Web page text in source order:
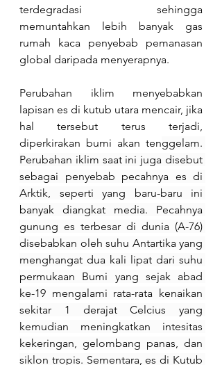
terdegradasi sehingga
memuntahkan lebih banyak gas
rumah kaca penyebab pemanasan
global daripada menyerapnya.
Perubahan iklim menyebabkan
lapisan es di kutub utara mencair, jika
hal tersebut terus terjadi,
diperkirakan bumi akan tenggelam.
Perubahan iklim saat ini juga disebut
sebagai penyebab pecahnya es di
Arktik, seperti yang baru-baru ini
banyak diangkat media. Pecahnya
gunung es terbesar di dunia (A-76)
disebabkan oleh suhu Antartika yang
menghangat dua kali lipat dari suhu
permukaan Bumi yang sejak abad
ke-19 mengalami rata-rata kenaikan
sekitar 1 derajat Celcius yang
kemudian meningkatkan intesitas
kekeringan, gelombang panas, dan
siklon tropis. Sementara, es di Kutub